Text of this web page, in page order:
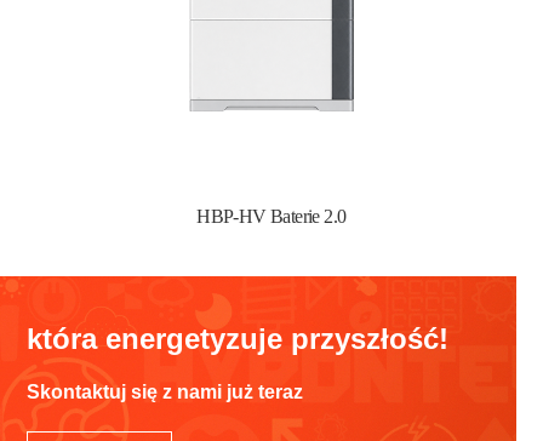
HBP-HV Baterie 2.0
która energetyzuje przyszłość!
Skontaktuj się z nami już teraz